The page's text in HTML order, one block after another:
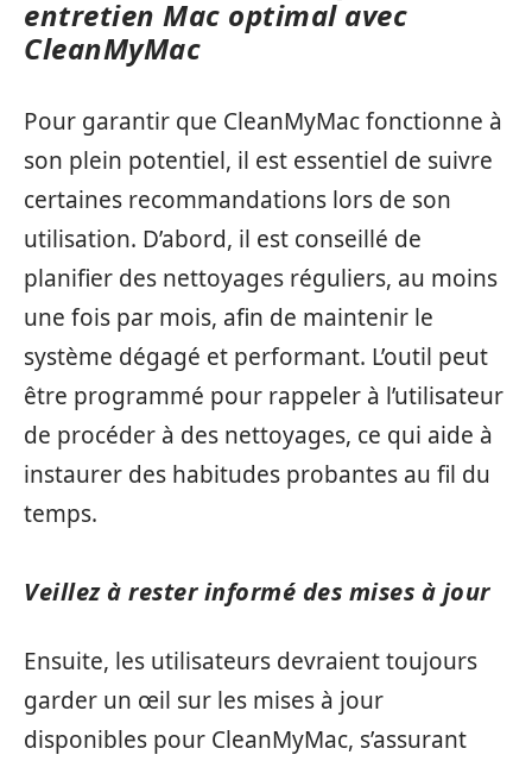
entretien Mac optimal avec
CleanMyMac
Pour garantir que CleanMyMac fonctionne à
son plein potentiel, il est essentiel de suivre
certaines recommandations lors de son
utilisation. D’abord, il est conseillé de
planifier des nettoyages réguliers, au moins
une fois par mois, afin de maintenir le
système dégagé et performant. L’outil peut
être programmé pour rappeler à l’utilisateur
de procéder à des nettoyages, ce qui aide à
instaurer des habitudes probantes au fil du
temps.
Veillez à rester informé des mises à jour
Ensuite, les utilisateurs devraient toujours
garder un œil sur les mises à jour
disponibles pour CleanMyMac, s’assurant